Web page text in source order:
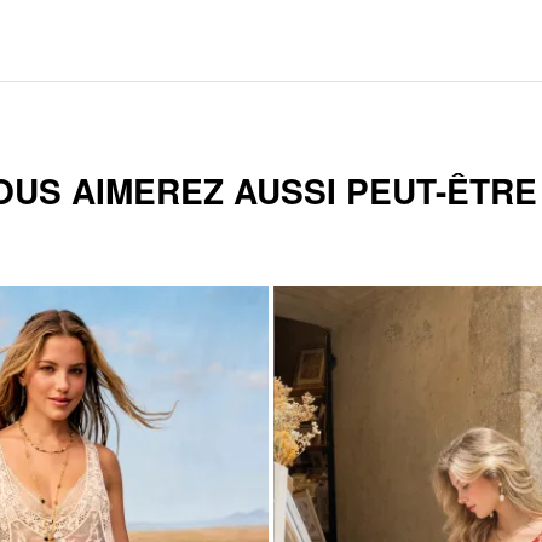
AIMEREZ AUSSI PEUT-